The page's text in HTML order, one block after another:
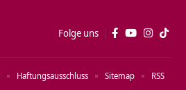
Folge uns
Haftungsausschluss Sitemap RSS